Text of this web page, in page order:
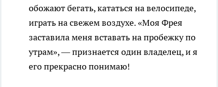
обожают бегать, кататься на велосипеде,
играть на свежем воздухе. «Моя Фрея
заставила меня вставать на пробежку по
утрам», — признается один владелец, и я
его прекрасно понимаю!